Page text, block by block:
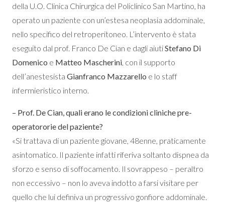
della U.O. Clinica Chirurgica del Policlinico San Martino, ha
operato un paziente con un’estesa neoplasia addominale,
nello specifico del retroperitoneo. L’intervento è stata
eseguito dal prof. Franco De Cian e dagli aiutiStefano Di
Domenico e Matteo Mascherini , con il supporto
dell’anestesista Gianfranco Mazzarello e lo staff
infermieristico interno.
– Prof. De Cian, quali erano le condizioni cliniche pre-
operatororie del paziente?
«Si trattava di un paziente giovane, 48enne, praticamente
asintomatico. Il paziente infatti riferiva soltanto dispnea da
sforzo e senso di soffocamento. Il sovrappeso – peraltro
non eccessivo – non lo aveva indotto a farsi visitare per
quello che lui definiva un progressivo gonfiore addominale.